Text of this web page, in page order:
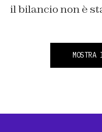
il bilancio non è
MOSTRA